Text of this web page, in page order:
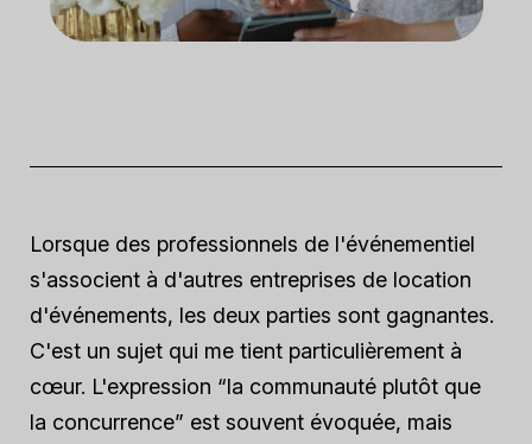
Lorsque des professionnels de l'événementiel
s'associent à d'autres entreprises de location
d'événements, les deux parties sont gagnantes.
C'est un sujet qui me tient particulièrement à
cœur. L'expression “la communauté plutôt que
la concurrence” est souvent évoquée, mais